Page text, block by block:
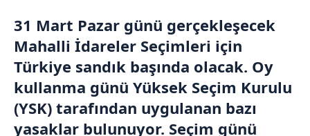
31 Mart Pazar günü gerçekleşecek
Mahalli İdareler Seçimleri için
Türkiye sandık başında olacak. Oy
kullanma günü Yüksek Seçim Kurulu
(YSK) tarafından uygulanan bazı
yasaklar bulunuyor. Seçim günü